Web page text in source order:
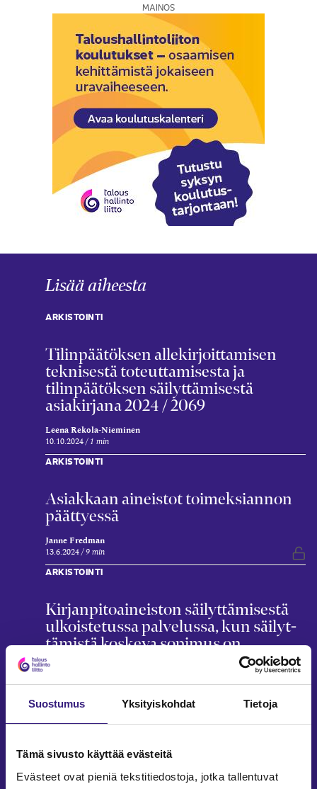
Suostumus Yksityiskohdat Tietoja
Tämä sivusto käyttää evästeitä
Evästeet ovat pieniä tekstitiedostoja, jotka tallentuvat
MAINOS
Lisää aiheesta
ARKISTOINTI
Tilinpäätöksen allekirjoittamisen
teknisestä toteuttamisesta ja
tilinpäätöksen säilyttämisestä
asiakirjana 2024 / 2069
Leena Rekola-Nieminen
10.10.2024 1 min
ARKISTOINTI
Asiakkaan aineistot toimeksiannon
päättyessä
Janne Fredman
13.6.2024 9 min
ARKISTOINTI
Kirjan­pito­aineiston säilyt­tämisestä
ulkois­tetussa palvelussa, kun säilyt­
tämistä koskeva sopimus on
päättynyt (Kila 2023/2051)
Leena Rekola-Nieminen
Työn­tekijöiden henkilö­tietojen
säilyt­täminen ja poisto